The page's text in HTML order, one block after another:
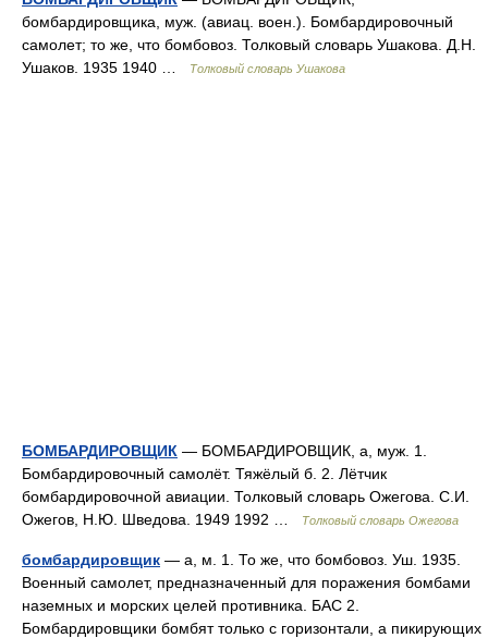
бомбардировщика, муж. (авиац. воен.). Бомбардировочный
самолет; то же, что бомбовоз. Толковый словарь Ушакова. Д.Н.
Ушаков. 1935 1940 …
Толковый словарь Ушакова
БОМБАРДИРОВЩИК — БОМБАРДИРОВЩИК, а, муж. 1.
Бомбардировочный самолёт. Тяжёлый б. 2. Лётчик
бомбардировочной авиации. Толковый словарь Ожегова. С.И.
Ожегов, Н.Ю. Шведова. 1949 1992 …
Толковый словарь Ожегова
бомбардировщик — а, м. 1. То же, что бомбовоз. Уш. 1935.
Военный самолет, предназначенный для поражения бомбами
наземных и морских целей противника. БАС 2.
Бомбардировщики бомбят только с горизонтали, а пикирующих